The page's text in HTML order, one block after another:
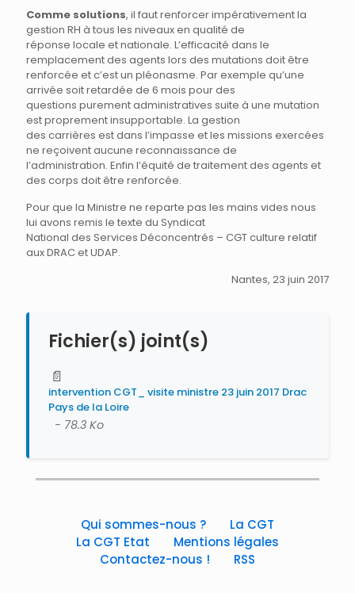
Comme solutions, il faut renforcer impérativement la
gestion RH à tous les niveaux en qualité de
réponse locale et nationale. L’efficacité dans le
remplacement des agents lors des mutations doit être
renforcée et c’est un pléonasme. Par exemple qu’une
arrivée soit retardée de 6 mois pour des
questions purement administratives suite à une mutation
est proprement insupportable. La gestion
des carrières est dans l’impasse et les missions exercées
ne reçoivent aucune reconnaissance de
l’administration. Enfin l’équité de traitement des agents et
des corps doit être renforcée.
Pour que la Ministre ne reparte pas les mains vides nous
lui avons remis le texte du Syndicat
National des Services Déconcentrés – CGT culture relatif
aux DRAC et UDAP.
Nantes, 23 juin 2017
Fichier(s) joint(s)
📄
intervention CGT_ visite ministre 23 juin 2017 Drac
Pays de la Loire
- 78.3 Ko
Qui sommes-nous ?
La CGT
La CGT Etat
Mentions légales
Contactez-nous !
RSS